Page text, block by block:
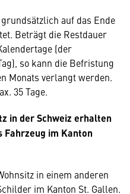
auf das Ende
Beträgt die Restdauer
(der
so kann die Befristung
Monats verlangt werden.
35 Tage.
in der Schweiz erhalten
Fahrzeug im Kanton
in einem anderen
im Kanton St. Gallen.